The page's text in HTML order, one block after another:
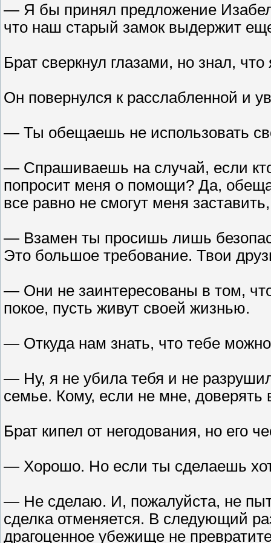
— Я бы принял предложение
что наш старый замок выдержит
Брат сверкнул глазами, но знал, что
Он повернулся к расслабленной и
— Ты обещаешь не использовать
— Спрашиваешь на случай, если
попросит меня о помощи? Да,
все равно не смогут меня
— Взамен ты просишь лишь
Это большое требование. Твои
— Они не заинтересованы в том,
покое, пусть живут своей жизнью.
— Откуда нам знать, что тебе
— Ну, я не убила тебя и не
семье. Кому, если не мне, доверять
Брат кипел от негодования, но его
— Хорошо. Но если ты сделаешь
— Не сделаю. И, пожалуйста, не
сделка отменяется. В следующий
драгоценное убежище не